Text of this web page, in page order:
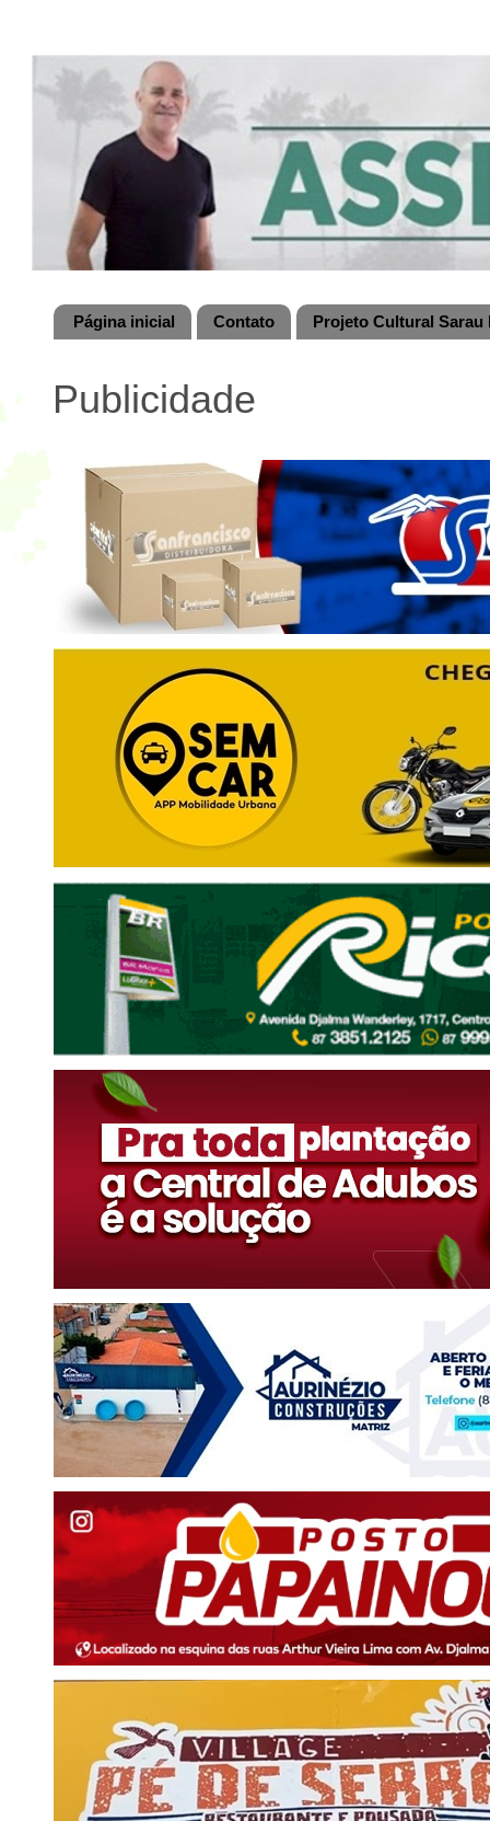
Página inicial Contato Projeto Cultural
Publicidade